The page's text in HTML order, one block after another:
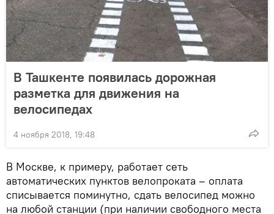
В Ташкенте появилась дорожная
разметка для движения на
велосипедах
4 ноября 2018, 19:48
В Москве, к примеру, работает сеть
автоматических пунктов велопроката – оплата
списывается поминутно, сдать велосипед можно
на любой станции (при наличии свободного места